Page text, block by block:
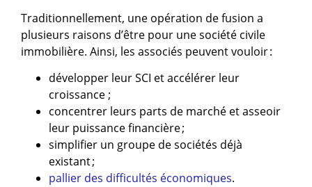
Traditionnellement, une opération de fusion a
plusieurs raisons d’être pour une société civile
immobilière. Ainsi, les associés peuvent vouloir :
développer leur SCI et accélérer leur
croissance ;
concentrer leurs parts de marché et asseoir
leur puissance financière ;
simplifier un groupe de sociétés déjà
existant ;
pallier des difficultés économiques.